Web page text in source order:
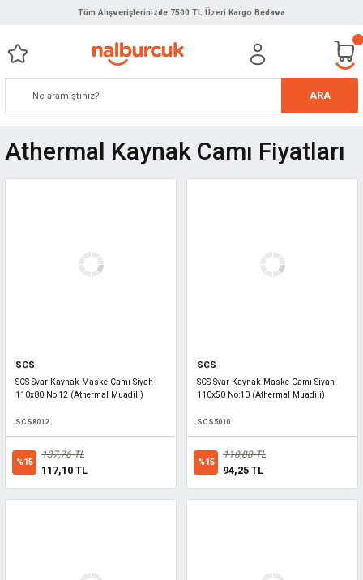
Tüm Alışverişlerinizde 7500 TL Üzeri Kargo Bedava
ARA
Athermal Kaynak Camı Fiyatları
SCS
SCS Svar Kaynak Maske Camı Siyah
110x80 No:12 (Athermal Muadili)
SCS8012
%15
137,76 TL
117,10 TL
SCS
SCS Svar Kaynak Maske Camı Siyah
110x50 No:10 (Athermal Muadili)
SCS5010
%15
110,88 TL
94,25 TL